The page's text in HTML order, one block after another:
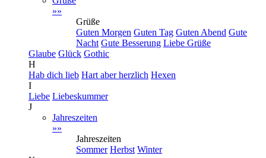
»»
Grüße
Guten Morgen Guten Tag Guten Abend Gute
Nacht Gute Besserung Liebe Grüße
Glaube Glück Gothic
H
Hab dich lieb Hart aber herzlich Hexen
I
Liebe Liebeskummer
J
Jahreszeiten
»»
Jahreszeiten
Sommer Herbst Winter